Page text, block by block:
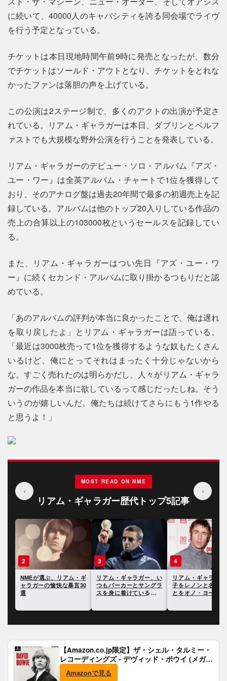
に続いて、40000人のキャパシティを誇る同会場でライヴ
を行う予定となっている。
チケットは本日現地時間午前9時に発売となったが、数分
でチケットはソールド・アウトとなり、チケットをとれな
かったファンは落胆の声を上げている。
この公演は2ステージ制で、多くのアクトの出演が予定さ
れている。リアム・ギャラガーは本日、ダブリンとベルフ
ァストでも大規模な野外公演を行うことを発表している。
リアム・ギャラガーのデビュー・ソロ・アルバム『アズ・
ユー・ワー』は全英アルバム・チャートで1位を獲得して
おり、そのアナログ盤は過去20年間で最多の初週売上を記
録している。アルバムは他のトップ20入りしている作品の
売上の合算以上の103000枚というセールスを記録してい
る。
また、リアム・ギャラガーはつい先日『アズ・ユー・ワ
ー』に続くセカンド・アルバムに取り掛かるつもりだと認
めている。
「あのアルバムの評判が本当に良かったことで、俺は遅れ
を取り戻したよ」とリアム・ギャラガーは語っている。
「最近は3000枚売って1位を獲得するような奴もたくさん
いるけど、俺にとってそれはまったく十分じゃないから
な。すごく売れたのは明らかだし、人々がリアム・ギャラ
ガーの作品を本当に欲しているって感じだったしね。そう
いうのが嬉しいんだ。俺たちは続けてさらにもう1作やる
と思うよ！」
‹
MOST READ ON NME
リアム・ギャラガー歴代トップ5記事
›
3
リアム・ギャラガー、い
つもパーカーとサングラ
スを身に着けている理由
4
リアム・ギャラガー、息
子をレノンと名付けたこ
とをオノ・ヨーコに問い
5
リアム・ギャラガ
イヴ・グロールに
のロックスターの1
【Amazon.co.jp限定】ザ・シェル・タルミー・
レコーディングズ - デヴィッド・ボウイ (メガジ
ャケ付)
Amazonで見る